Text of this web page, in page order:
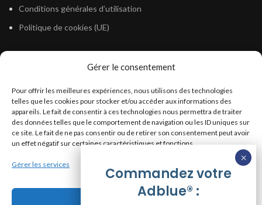
Gérer le consentement
Pour offrir les meilleures expériences, nous utilisons des technologies
telles que les cookies pour stocker et/ou accéder aux informations des
appareils. Le fait de consentir à ces technologies nous permettra de traiter
des données telles que le comportement de navigation ou les ID uniques sur
ce site. Le fait de ne pas consentir ou de retirer son consentement peut avoir
un effet négatif sur certaines caractéristiques et fonctions.
Gérer les services
Conditions générales d’utilisation
Politique de cookies (UE)
Législation Gasoil Fioul GNR
Législation Essence
Législation Adblue
Législation Eau
Législation Lubrifiant
Législation Phytosanitaire
Commandez votre
Adblue® :